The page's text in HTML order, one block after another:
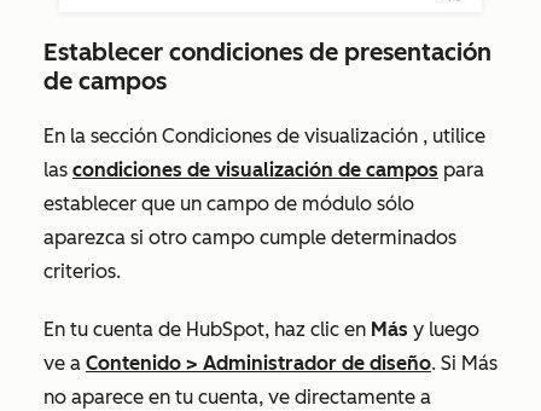
Establecer condiciones de presentación
de campos
En la sección Condiciones de visualización , utilice
las condiciones de visualización de campos para
establecer que un campo de módulo sólo
aparezca si otro campo cumple determinados
criterios.
En tu cuenta de HubSpot, haz clic en Más y luego
ve a Contenido > Administrador de diseño. Si Más
no aparece en tu cuenta, ve directamente a